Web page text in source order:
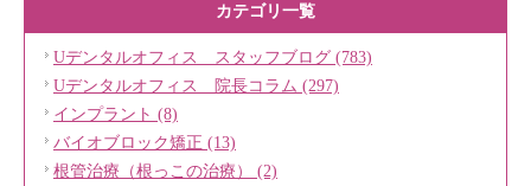
カテゴリ一覧
Uデンタルオフィス スタッフブログ (783)
Uデンタルオフィス 院長コラム (297)
インプラント (8)
バイオブロック矯正 (13)
根管治療（根っこの治療） (2)